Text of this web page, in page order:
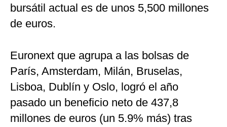
bursátil actual es de unos 5,500 millones
de euros.
Euronext que agrupa a las bolsas de
París, Amsterdam, Milán, Bruselas,
Lisboa, Dublín y Oslo, logró el año
pasado un beneficio neto de 437,8
millones de euros (un 5.9% más) tras